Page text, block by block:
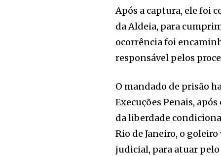
Após a captura, ele foi
da Aldeia, para
ocorrência foi
responsável pelos
O mandado de prisão
Execuções Penais,
da liberdade
Rio de Janeiro, o
judicial, para atuar pelo